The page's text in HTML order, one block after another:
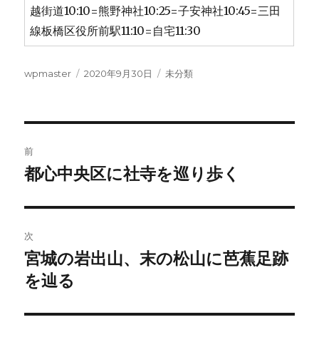
越街道10:10=熊野神社10:25=子安神社10:45=三田
線板橋区役所前駅11:10=自宅11:30
投
wpmaster
投
2020年9月30日
カ
未分類
稿
ビ
ゲ
ー
シ
前
前
投
稿:
都心中央区に社寺を巡り歩く
次
次
の
稿:
宮城の岩出山、末の松山に芭蕉足跡
を辿る